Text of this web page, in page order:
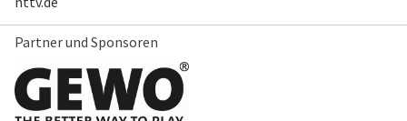
Partner und Sponsoren